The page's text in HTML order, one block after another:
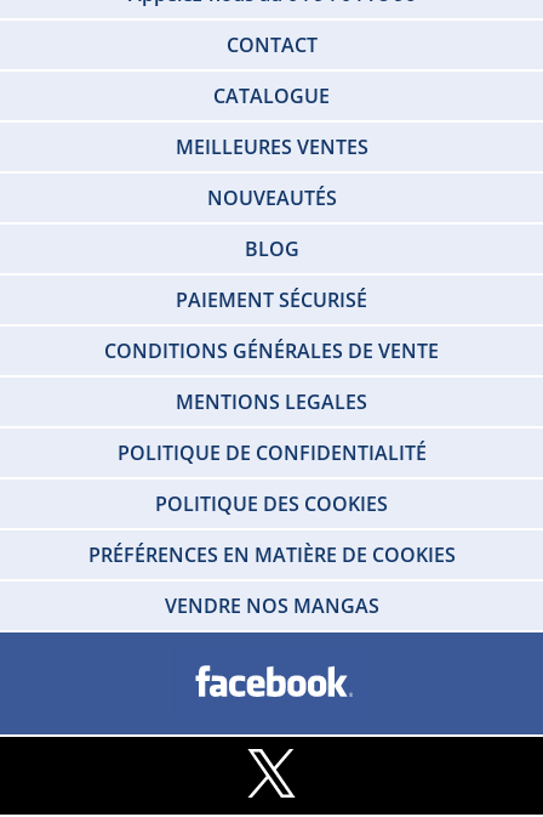
CONTACT
CATALOGUE
MEILLEURES VENTES
NOUVEAUTÉS
BLOG
PAIEMENT SÉCURISÉ
CONDITIONS GÉNÉRALES DE VENTE
MENTIONS LEGALES
POLITIQUE DE CONFIDENTIALITÉ
POLITIQUE DES COOKIES
PRÉFÉRENCES EN MATIÈRE DE COOKIES
VENDRE NOS MANGAS